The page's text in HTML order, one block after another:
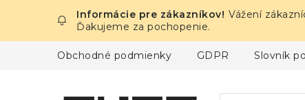
obsah
Vážení
Ďakujeme za pochopenie.
Obchodné podmienky GDPR Slovník